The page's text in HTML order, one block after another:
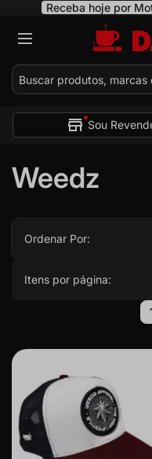
Receba hoje por
Sou
Weedz
Ordenar Por:
Itens por página: